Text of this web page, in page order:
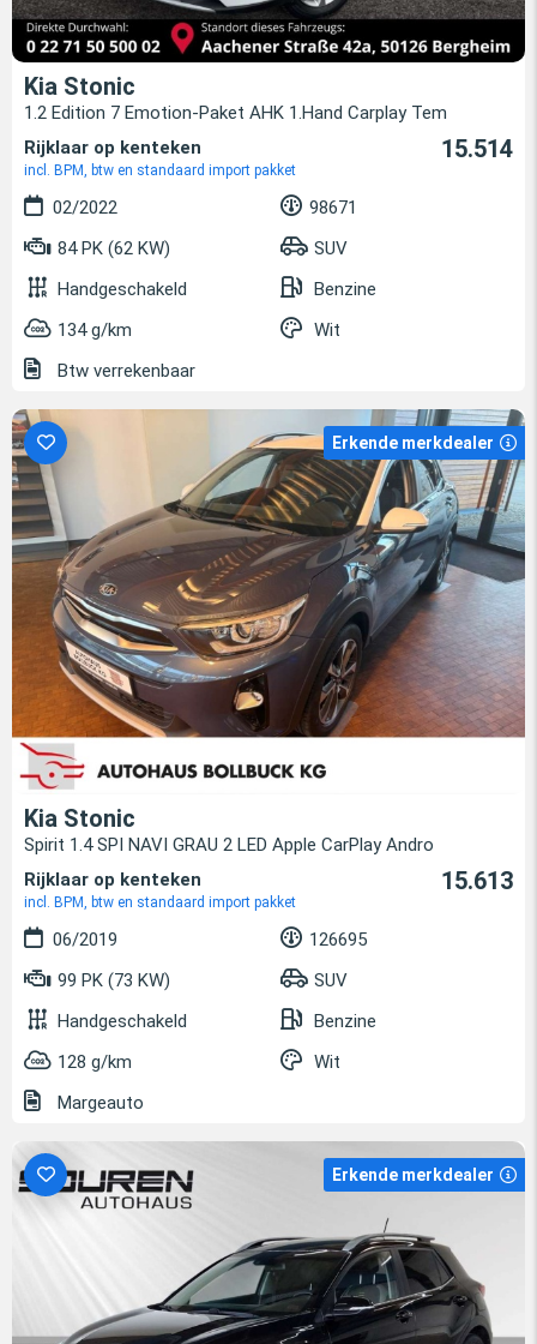
Kia Stonic
1.2 Edition 7 Emotion-Paket AHK 1.Hand Carplay Tem
Rijklaar op kenteken
incl. BPM, btw en standaard import pakket
15.514
02/2022
98671
84 PK (62 KW)
SUV
Handgeschakeld
Benzine
134 g/km
Wit
Btw verrekenbaar
Erkende merkdealer
Kia Stonic
Spirit 1.4 SPI NAVI GRAU 2 LED Apple CarPlay Andro
Rijklaar op kenteken
incl. BPM, btw en standaard import pakket
15.613
06/2019
126695
99 PK (73 KW)
SUV
Handgeschakeld
Benzine
128 g/km
Wit
Margeauto
Erkende merkdealer